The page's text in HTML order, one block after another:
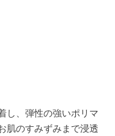
し、弾性の強いポリマ
肌のすみずみまで浸透